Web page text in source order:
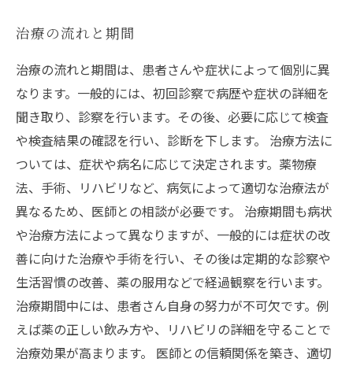
治療の流れと期間
治療の流れと期間は、患者さんや症状によって個別に異
なります。一般的には、初回診察で病歴や症状の詳細を
聞き取り、診察を行います。その後、必要に応じて検査
や検査結果の確認を行い、診断を下します。 治療方法に
ついては、症状や病名に応じて決定されます。薬物療
法、手術、リハビリなど、病気によって適切な治療法が
異なるため、医師との相談が必要です。 治療期間も病状
や治療方法によって異なりますが、一般的には症状の改
善に向けた治療や手術を行い、その後は定期的な診察や
生活習慣の改善、薬の服用などで経過観察を行います。
治療期間中には、患者さん自身の努力が不可欠です。例
えば薬の正しい飲み方や、リハビリの詳細を守ることで
治療効果が高まります。 医師との信頼関係を築き、適切